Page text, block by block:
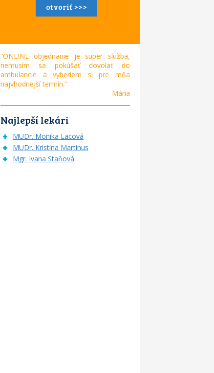
otvoriť >>>
“ONLINE objednanie je super služba,
nemusím sa pokúšať dovolať do
ambulancie a vyberiem si pre mňa
najvhodnejší termín.“
Mária
Najlepší lekári
MUDr. Monika Lacová
MUDr. Kristína Martinus
Mgr. Ivana Staňová